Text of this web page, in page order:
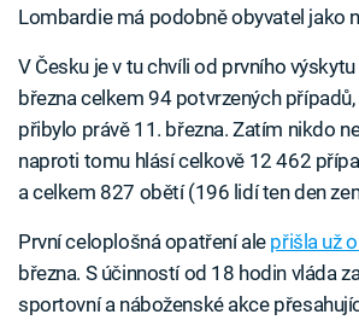
Lombardie má podobně obyvatel jako
V Česku je v tu chvíli od prvního
března celkem 94 potvrzených
přibylo právě 11. března. Zatím nikdo
naproti tomu hlásí celkově 12 462
a celkem 827 obětí (196 lidí ten den
První celoplošná opatření ale přišla už
března. S účinností od 18 hodin vláda
sportovní a náboženské akce